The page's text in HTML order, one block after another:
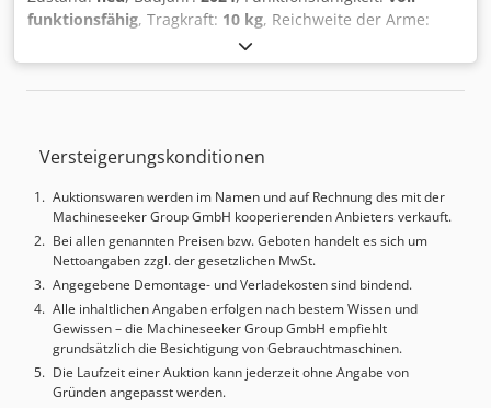
funktionsfähig, Tragkraft: 10 kg, Reichweite der Arme:
, DIESER ROBOTER WURDE NOCH NIE
VERWENDET Der NACHI MZ10LF ist ein schneller,
hochpräziser 6-Achs-Industrieroboter, der für schnelle
leichte bis mittlere Materialhandhabung konzipiert wurde.
Armaufbau bietet er exzellente Taktzeiten und eine stabile
Leistung – ideal für Hochserienfertigungen mit
erweitertem Arbeitsbereich. Anwendungsbereiche: Pick &
Place, Montage, Verpackung, Sortierung,
Schraubbefestigung und allgemeine
Automatisierungsaufgaben. Dsdpfx Afezgtwyj Tokr
Technische Daten: Modell: MZ10LF Typ: 6 Achsen Traglast:
bis zu 10 kg Reichweite: ca. 1.100–1.200 mm (Langarm-
Version) Wiederholgenauigkeit: ±0,02 mm Achsen: 6
Versteigerungskonditionen
Auktionswaren werden im Namen und auf Rechnung des mit der
Machineseeker Group GmbH kooperierenden Anbieters verkauft.
Bei allen genannten Preisen bzw. Geboten handelt es sich um
Nettoangaben zzgl. der gesetzlichen MwSt.
Angegebene Demontage- und Verladekosten sind bindend.
Alle inhaltlichen Angaben erfolgen nach bestem Wissen und
Gewissen – die Machineseeker Group GmbH empfiehlt
grundsätzlich die Besichtigung von Gebrauchtmaschinen.
Die Laufzeit einer Auktion kann jederzeit ohne Angabe von
Gründen angepasst werden.